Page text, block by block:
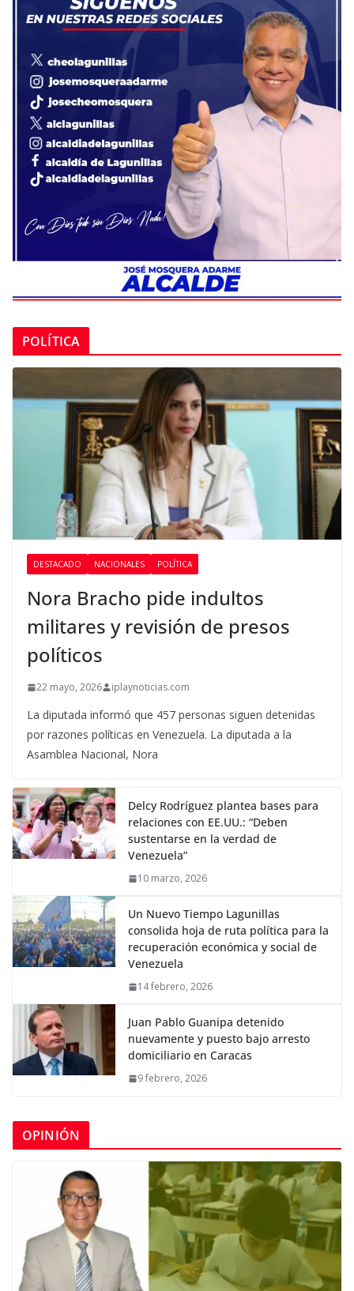
POLÍTICA
DESTACADO NACIONALES POLÍTICA
Nora Bracho pide indultos
militares y revisión de presos
políticos
22 mayo, 2026 iplaynoticias.com
La diputada informó que 457 personas siguen detenidas
por razones políticas en Venezuela. La diputada a la
Asamblea Nacional, Nora
Delcy Rodríguez plantea bases para
relaciones con EE.UU.: “Deben
sustentarse en la verdad de
Venezuela”
10 marzo, 2026
Un Nuevo Tiempo Lagunillas
consolida hoja de ruta política para la
recuperación económica y social de
Venezuela
14 febrero, 2026
Juan Pablo Guanipa detenido
nuevamente y puesto bajo arresto
domiciliario en Caracas
9 febrero, 2026
OPINIÓN